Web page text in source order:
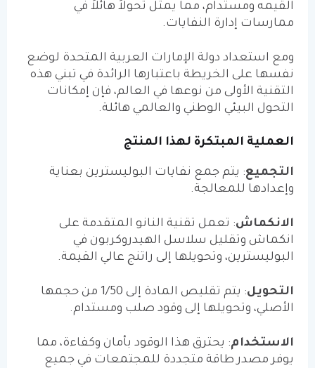
القيمه ومستدام، مما يمثل تحولاً هائلاً في
ممارسات إدارة النفايات.
ومع استعداد دولة الإمارات العربية المتحدة لوضع
نفسها على الخريطة باعتبارها الرائدة في تبني هذه
التقنية الأولى من نوعها في العالم، فإن إمكانات
التحول البيئي الوطني والعالمي هائلة.
العملية المبتكرة لهذا المنتج
التجميع: يتم جمع نفايات البوليسترين بعناية
وإعدادها للمعالجة.
الانكماش: تعمل تقنية النانو المتقدمة على
انكماش وتقليل سلاسل الهيدروكربون في
البوليسترين، وتحويلها إلى راتنج عالي القيمة.
التحويل:
يتم تقليص المادة إلى 1/50 من حجمها
الأصلي، وتحويلها إلى وقود صلب ومستدام.
الاستخدام: يحترق هذا الوقود بأمان وكفاءة، مما
يوفر مصدر طاقة متجددة للمجتمعات في جميع